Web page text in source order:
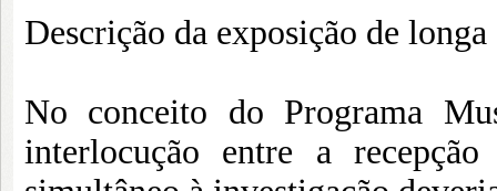
Descrição da exposição de
No conceito do Programa
interlocução entre a